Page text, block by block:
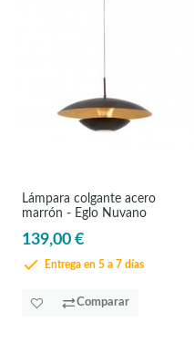
Lámpara colgante acero
marrón - Eglo Nuvano
139,00 €
Entrega en 5 a 7 días
Comparar